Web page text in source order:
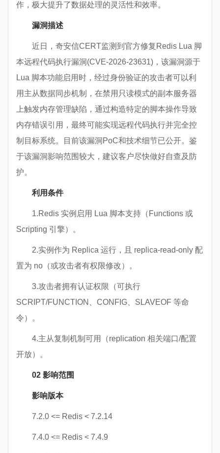
作，极大提升了数据处理的灵活性和效率。
漏洞描述
近日，奇安信CERT监测到官方修复Redis Lua 脚
本远程代码执行漏洞(CVE-2026-23631)，该漏洞源于
Lua 脚本功能启用时，经过身份验证的攻击者可以利
用主从数据同步机制，在禁用只读模式的副本服务器
上触发内存管理缺陷，通过构造特定的脚本操作导致
内存错误引用，最终可能实现远程代码执行并完全控
制目标系统。目前该漏洞PoC和技术细节已公开。鉴
于该漏洞影响范围较大，建议客户尽快做好自查及防
护。
利用条件
1.Redis 实例启用 Lua 脚本支持（Functions 或
Scripting 引擎）。
2.实例作为 Replica 运行，且 replica-read-only 配
置为 no（或攻击者有权限修改）。
3.攻击者拥有认证权限（可执行
SCRIPT/FUNCTION、CONFIG、SLAVEOF 等命
令）。
4.主从复制机制可用（replication 相关端口/配置
开放）。
02 影响范围
影响版本
7.2.0 <= Redis < 7.2.14
7.4.0 <= Redis < 7.4.9